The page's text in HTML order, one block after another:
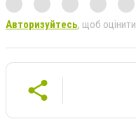
Авторизуйтесь, щоб оцінити